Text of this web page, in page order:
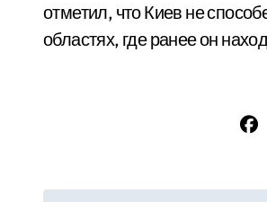
отметил, что Киев не
областях, где ранее он